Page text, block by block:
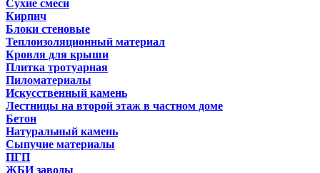
Сухие смеси
Кирпич
Блоки стеновые
Теплоизоляционный материал
Кровля для крыши
Плитка тротуарная
Пиломатериалы
Искусственный камень
Лестницы на второй этаж в частном доме
Бетон
Натуральный камень
Сыпучие материалы
ПГП
ЖБИ заводы